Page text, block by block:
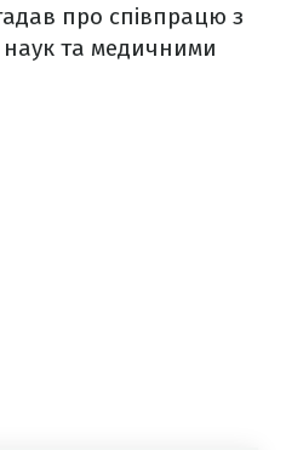
про співпрацю з
та медичними